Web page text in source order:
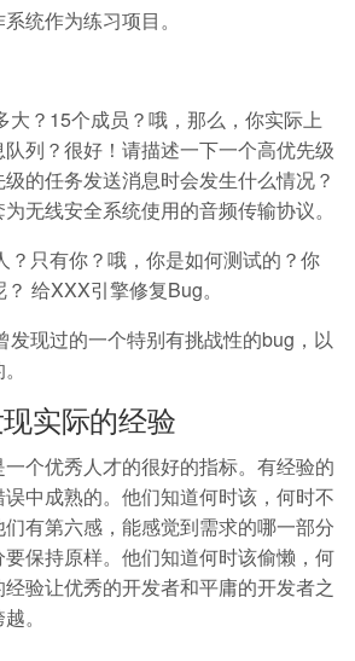
统作为练习项目。
？15个成员？哦，那么，你实际上
列？很好！请描述一下一个高优先级
的任务发送消息时会发生什么情况？
无线安全系统使用的音频传输协议。
只有你？哦，你是如何测试的？你
给XXX引擎修复Bug。
现过的一个特别有挑战性的bug，以
实际的经验
个优秀人才的很好的指标。有经验的
中成熟的。他们知道何时该，何时不
有第六感，能感觉到需求的哪一部分
保持原样。他们知道何时该偷懒，何
经验让优秀的开发者和平庸的开发者之
。